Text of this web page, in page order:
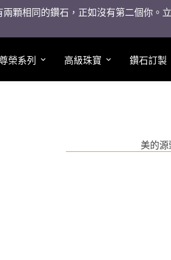
兩顆相同的鑽石，正如沒有第二個你。
榮系列 高級珠寶 鑽石訂製
美的源